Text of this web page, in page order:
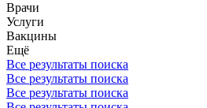
Врачи
Услуги
Вакцины
Ещё
Все результаты поиска
Все результаты поиска
Все результаты поиска